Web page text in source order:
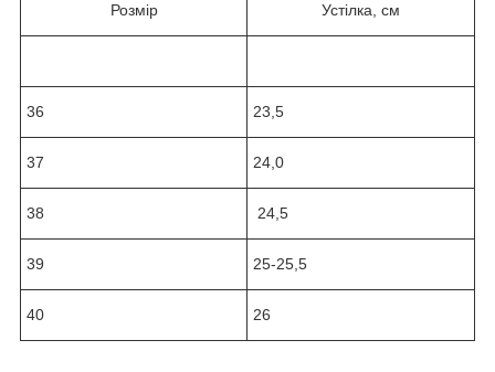
Розмір Устілка, см
36 23,5
37 24,0
38 24,5
39 25-25,5
40 26